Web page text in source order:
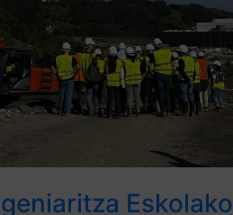
Eskolako